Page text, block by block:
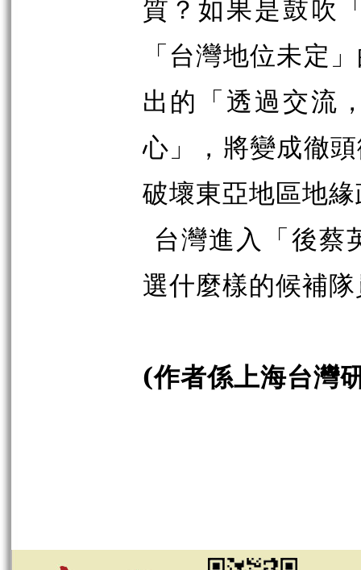
質？如果是鼓吹
「台灣地位未定
出的「透過交流
心」，將變成徹
破壞東亞地區地
台灣進入「後蔡
選什麼樣的候補
(作者係上海台灣